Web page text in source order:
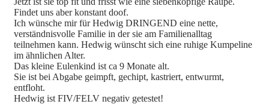
Findet uns aber konstant doof.
Ich wünsche mir für Hedwig DRINGEND eine nette,
verständnisvolle Familie in der sie am Familienalltag
teilnehmen kann. Hedwig wünscht sich eine ruhige Kumpeline
im ähnlichen Alter.
Das kleine Eulenkind ist ca 9 Monate alt.
Sie ist bei Abgabe geimpft, gechipt, kastriert, entwurmt,
entfloht.
Hedwig ist FIV/FELV negativ getestet!